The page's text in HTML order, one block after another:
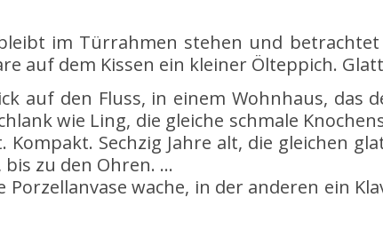
im Türrahmen stehen und betrachtet
auf dem Kissen ein kleiner Ölteppich.
auf den Fluss, in einem Wohnhaus, das
wie Ling, die gleiche schmale
Sechzig Jahre alt, die gleichen
zu den Ohren. …
Porzellanvase wache, in der anderen ein